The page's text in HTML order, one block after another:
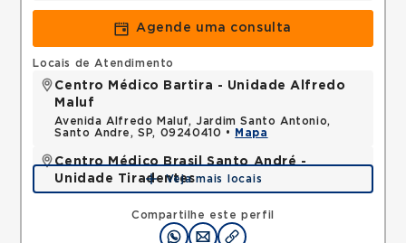
Agende uma consulta
Compartilhe este perfil
Locais de Atendimento
Centro Médico Bartira - Unidade Alfredo
Maluf
Avenida Alfredo Maluf, Jardim Santo Antonio,
Santo Andre, SP, 09240410 •
Mapa
Centro Médico Brasil Santo André -
Unidade Tiradentes
Rua Tiradentes, Vila Dora, Santo Andre, SP,
09030560 •Mapa
Veja mais locais